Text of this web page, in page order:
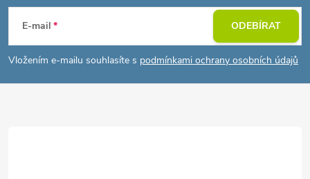
p
E-mail
Vložením e-mailu souhlasíte s podmínkami ochrany osobních údajů
ODEBÍRAT